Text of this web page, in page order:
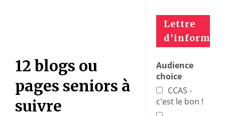
12 blogs ou
pages seniors à
suivre
Lettre
Audience
choice
CCAS -
c'est le bon !